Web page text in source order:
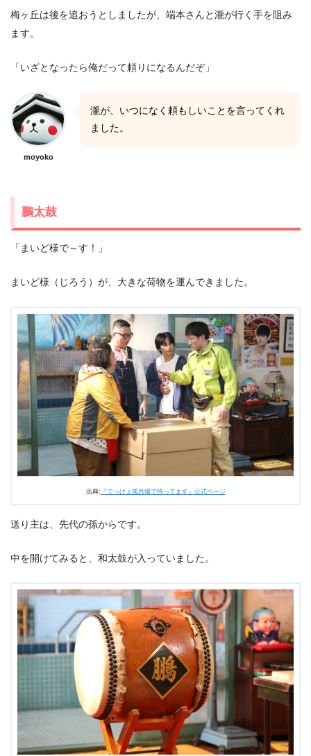
梅ヶ丘は後を追おうとしましたが、端本さんと瀧が行く手を阻み
ます。
「いざとなったら俺だって頼りになるんだぞ」
moyoko
瀧が、いつになく頼もしいことを言ってくれ
ました。
鵬太鼓
「まいど様で～す！」
まいど様（じろう）が、大きな荷物を運んできました。
出典: 『でっけぇ風呂場で待ってます』公式ページ
送り主は、先代の孫からです。
中を開けてみると、和太鼓が入っていました。